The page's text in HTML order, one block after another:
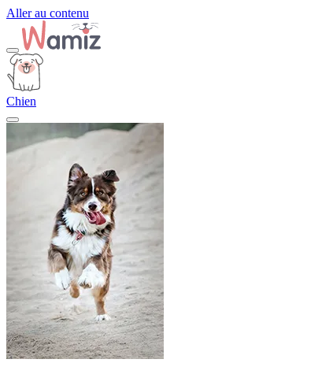
Aller au contenu
Chien